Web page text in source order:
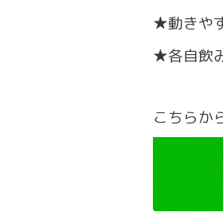
★動きや
★各自飲
こちらか